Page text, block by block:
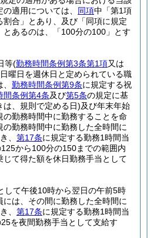
の適用については、 同項中「第1項
割合」とあり、及び「同項に規定
とあるのは、「100分の100」とす
等(勤務時間条例第3条第1項又は
曜日を週休日と定められている職
勤務時間条例第9条に規定する祝
間条例第4条及び第5条の規定に基
は、規則で定める日)及び年末年始
勤務時間中に勤務することを命
勤務時間中に勤務した全時間に
、 第17条に規定する勤務1時間当
から100分の150までの範囲内
じて得た額を休日勤務手当として
して午後10時から翌日の午前5時
には、その間に勤務した全時間に
、 第17条に規定する勤務1時間当
を夜間勤務手当として支給す